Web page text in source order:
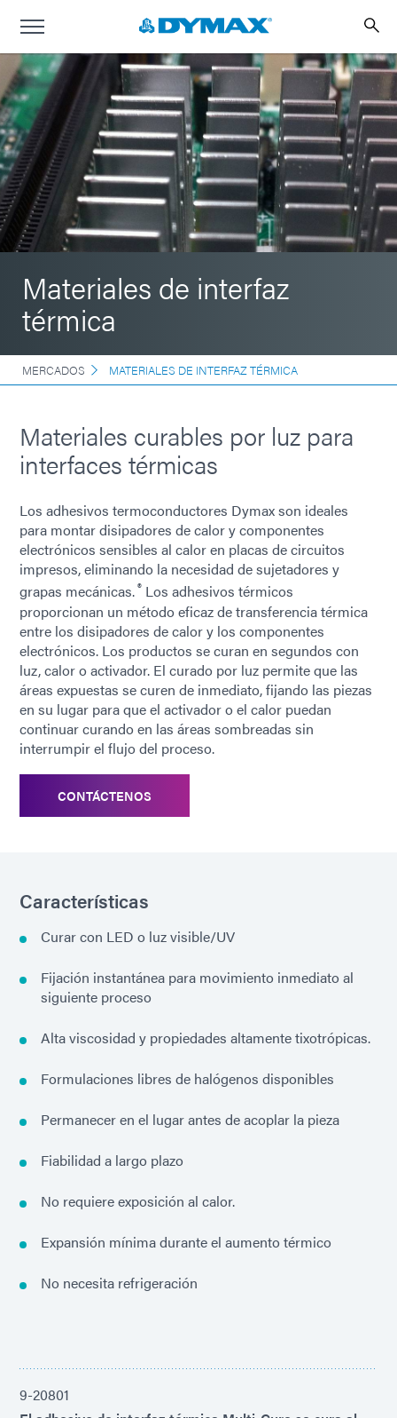
Materiales de interfaz
térmica
MERCADOS MATERIALES DE INTERFAZ TÉRMICA
Materiales curables por luz para
interfaces térmicas
Los adhesivos termoconductores Dymax son ideales
para montar disipadores de calor y componentes
electrónicos sensibles al calor en placas de circuitos
impresos, eliminando la necesidad de sujetadores y
grapas mecánicas.® Los adhesivos térmicos
proporcionan un método eficaz de transferencia térmica
entre los disipadores de calor y los componentes
electrónicos. Los productos se curan en segundos con
luz, calor o activador. El curado por luz permite que las
áreas expuestas se curen de inmediato, fijando las piezas
en su lugar para que el activador o el calor puedan
continuar curando en las áreas sombreadas sin
interrumpir el flujo del proceso.
CONTÁCTENOS
Características
Curar con LED o luz visible/UV
Fijación instantánea para movimiento inmediato al
siguiente proceso
Alta viscosidad y propiedades altamente tixotrópicas.
Formulaciones libres de halógenos disponibles
Permanecer en el lugar antes de acoplar la pieza
Fiabilidad a largo plazo
No requiere exposición al calor.
Expansión mínima durante el aumento térmico
No necesita refrigeración
9-20801